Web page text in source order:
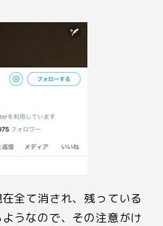
全て消され、残っている
うなので、その注意がけ